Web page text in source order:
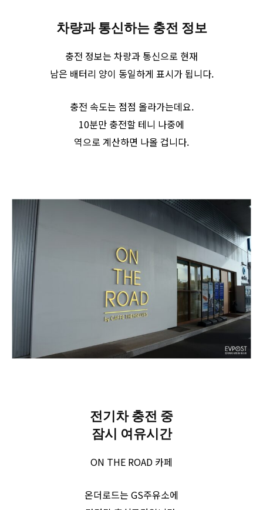
차량과 통신하는 충전 정보
충전 정보는 차량과 통신으로 현재
남은 배터리 양이 동일하게 표시가 됩니다.
충전 속도는 점점 올라가는데요.
10분만 충전할 테니 나중에
역으로 계산하면 나올 겁니다.
전기차 충전 중
잠시 여유시간
ON THE ROAD 카페
온더로드는 GS주유소에